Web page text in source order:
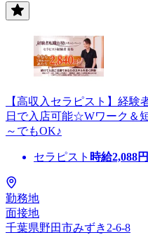
【高収入セラピスト】経験
日で入店可能☆Wワーク＆
～でもOK♪
セラピスト 時給2,088
勤務地
面接地
千葉県野田市みずき2-6-8